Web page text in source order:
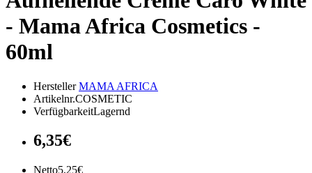
- Mama Africa Cosmetics -
60ml
HerstellerMAMA AFRICA
Artikelnr.COSMETIC
VerfügbarkeitLagernd
6,35€
Netto5,25€